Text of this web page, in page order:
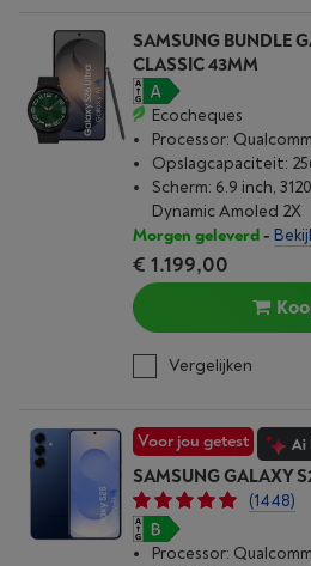
SAMSUNG BUNDLE
CLASSIC 43MM
Ecocheques
Processor:
Opslagcapaciteit:
Scherm: 6.9 inch,
Dynamic Amoled 2X
Morgen geleverd-
€ 1.199,00
Vergelijken
Voor jou getest
SAMSUNG GALAXY
(1448)
Processor: